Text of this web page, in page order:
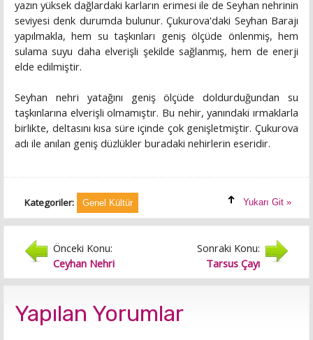
yazın yüksek dağlardaki karların erimesi ile de Seyhan nehrinin
seviyesi denk durumda bulunur. Çukurova'daki Seyhan Barajı
yapılmakla, hem su taşkınları geniş ölçüde önlenmiş, hem
sulama suyu daha elverişli şekilde sağlanmış, hem de enerji
elde edilmiştir.
Seyhan nehri yatağını geniş ölçüde doldurduğundan su
taşkınlarına elverişli olmamıştır. Bu nehir, yanındaki ırmaklarla
birlikte, deltasını kısa süre içinde çok genişletmiştir. Çukurova
adı ile anılan geniş düzlükler buradaki nehirlerin eseridir.
Kategoriler: Genel Kültür Yukarı Git »
Önceki Konu:
Ceyhan Nehri
Sonraki Konu:
Tarsus Çayı
Yapılan Yorumlar